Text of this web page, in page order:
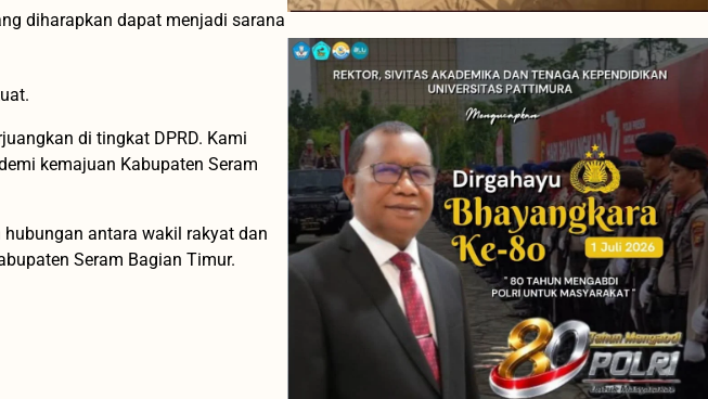
diharapkan dapat menjadi sarana
di tingkat DPRD. Kami
kemajuan Kabupaten Seram
antara wakil rakyat dan
Seram Bagian Timur.